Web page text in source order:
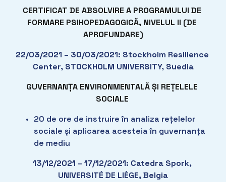
CERTIFICAT DE ABSOLVIRE A PROGRAMULUI DE
FORMARE PSIHOPEDAGOGICĂ, NIVELUL II (DE
APROFUNDARE)
22/03/2021 – 30/03/2021: Stockholm Resilience
Center, STOCKHOLM UNIVERSITY, Suedia
GUVERNANȚA ENVIRONMENTALĂ ȘI REȚELELE
SOCIALE
20 de ore de instruire în analiza rețelelor
sociale și aplicarea acesteia în guvernanța
de mediu
13/12/2021 – 17/12/2021: Catedra Spork,
UNIVERSITÉ DE LIÈGE, Belgia